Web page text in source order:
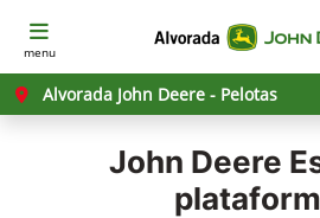
menu
Alvorada John Deere - Pelotas
John Deere